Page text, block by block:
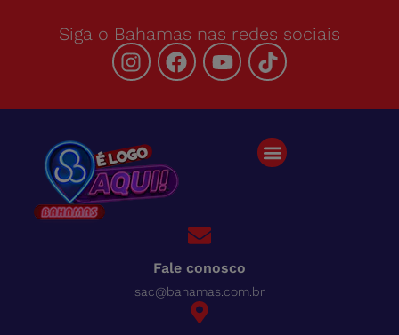
Siga o Bahamas nas redes sociais
Fale conosco
sac@bahamas.com.br